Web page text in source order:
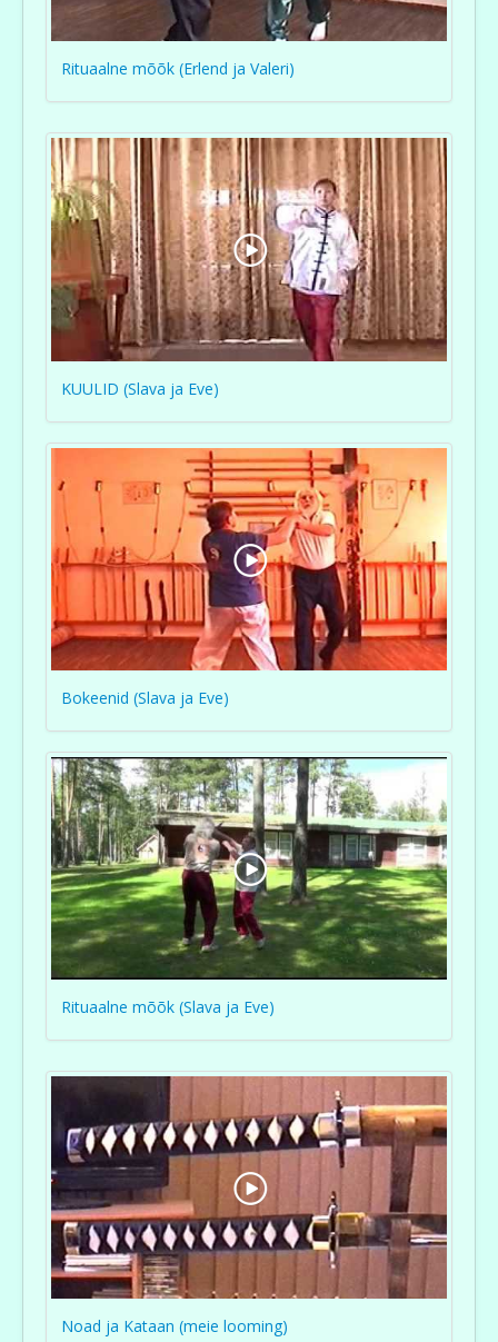
Rituaalne mõõk (Erlend ja Valeri)
KUULID (Slava ja Eve)
Bokeenid (Slava ja Eve)
Rituaalne mõõk (Slava ja Eve)
Noad ja Kataan (meie looming)